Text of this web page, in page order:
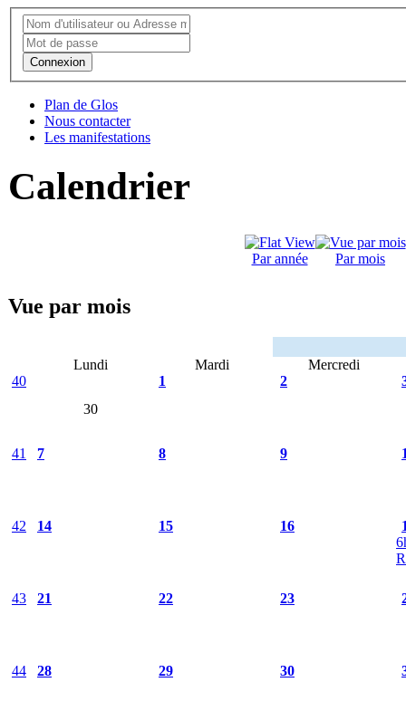
Connexion
Plan de Glos
Nous contacter
Les manifestations
Calendrier
Par année Par mois
Vue par mois
Lundi Mardi
Mercredi
40
30
1 2
41 7 8 9
42 14 15 16
43 21 22 23
44 28 29 30